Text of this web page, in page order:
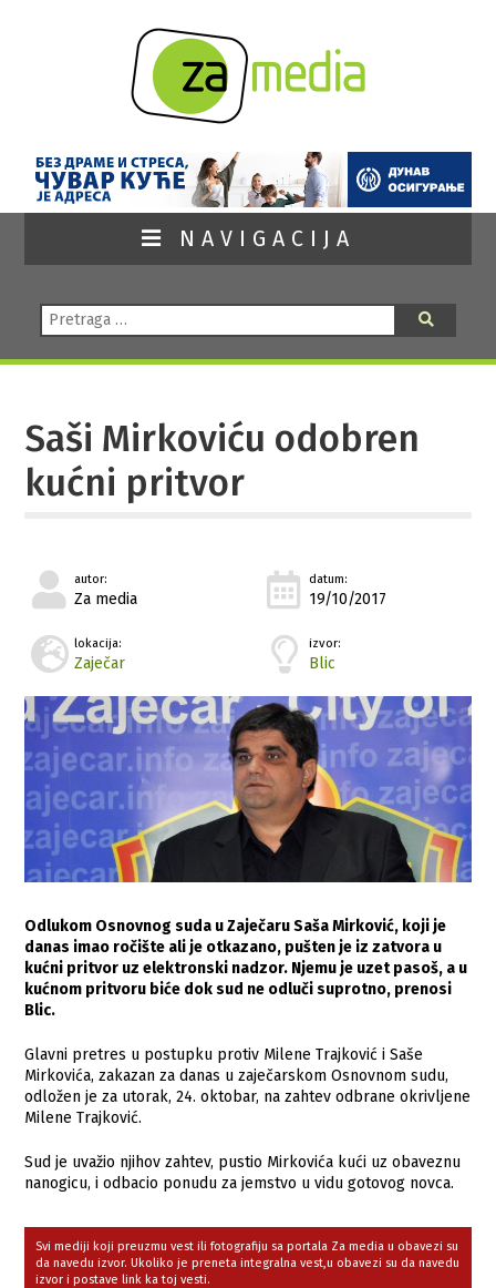
NAVIGACIJA
Pretraga:
Saši Mirkoviću odobren
kućni pritvor
autor:
Za media
datum:
19/10/2017
lokacija:
Zaječar
izvor:
Blic
Odlukom Osnovnog suda u Zaječaru Saša Mirković, koji je
danas imao ročište ali je otkazano, pušten je iz zatvora u
kućni pritvor uz elektronski nadzor. Njemu je uzet pasoš, a u
kućnom pritvoru biće dok sud ne odluči suprotno, prenosi
Blic.
Glavni pretres u postupku protiv Milene Trajković i Saše
Mirkovića, zakazan za danas u zaječarskom Osnovnom sudu,
odložen je za utorak, 24. oktobar, na zahtev odbrane okrivljene
Milene Trajković.
Sud je uvažio njihov zahtev, pustio Mirkovića kući uz obaveznu
nanogicu, i odbacio ponudu za jemstvo u vidu gotovog novca.
Svi mediji koji preuzmu vest ili fotografiju sa portala Za media u obavezi su
da navedu izvor. Ukoliko je preneta integralna vest,u obavezi su da navedu
izvor i postave link ka toj vesti.